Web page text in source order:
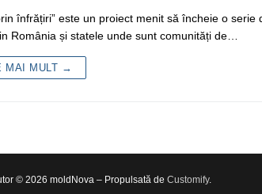
înfrățiri” este un proiect menit să încheie o
România și statele unde sunt comunități de…
MAI MULT →
© 2026 moldNova – Propulsată de Customify.